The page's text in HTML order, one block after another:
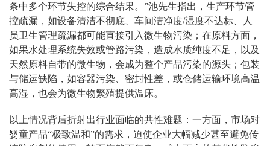
条中多个环节失控的综合结果。”池先生指出，生产环节管
控疏漏，如设备清洁不彻底、车间洁净度/湿度不达标、人
员卫生管理疏漏都可能直接引入微生物污染；在原料方面，
如果水处理系统失效或管路污染，造成水质纯度不足，以及
天然原料自带的微生物，会成为整个产品污染的源头；包装
与储运缺陷，如容器污染、密封性差，或仓储运输环境高温
高湿，也会为微生物繁殖提供温床。
以上情况背后折射出行业面临的共性难题：一方面，市场对
婴童产品“极致温和”的需求，迫使企业大幅减少甚至避免传